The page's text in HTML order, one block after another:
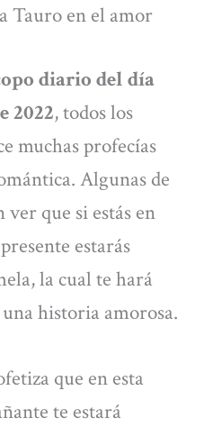
Tauro en el amor
diario del día
2022, todos los
muchas profecías
Algunas de
ver que si estás en
estarás
la cual te hará
historia amorosa.
que en esta
te estará